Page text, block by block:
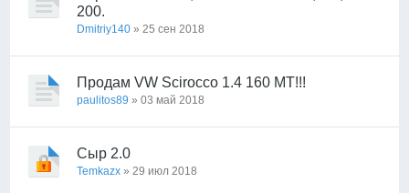
200.
Dmitriy140 » 25 сен 2018
Продам VW Scirocco 1.4 160 MT!!!
paulitos89 » 03 май 2018
Сыр 2.0
Temkazx » 29 июл 2018